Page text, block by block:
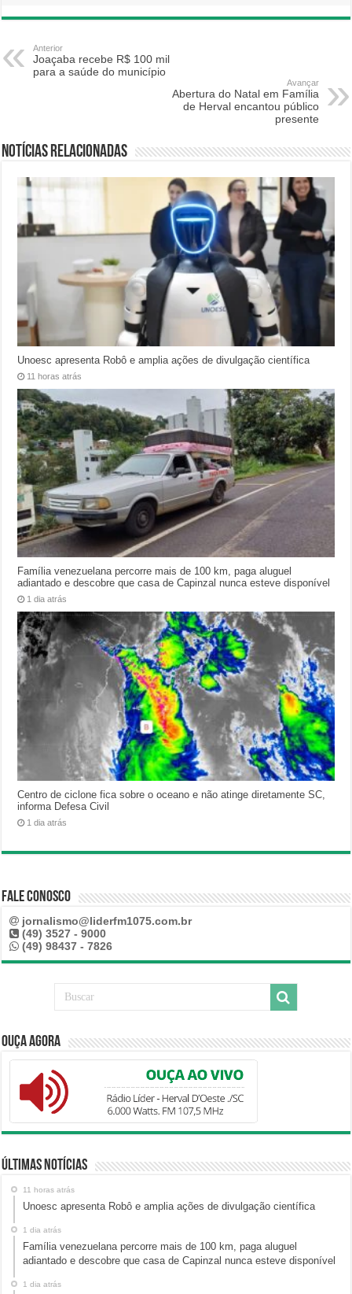
Anterior
Joaçaba recebe R$ 100 mil
para a saúde do município
Avançar
Abertura do Natal em Família
de Herval encantou público
presente
Notícias relacionadas
Unoesc apresenta Robô e amplia ações de divulgação científica
11 horas atrás
Família venezuelana percorre mais de 100 km, paga aluguel
adiantado e descobre que casa de Capinzal nunca esteve disponível
1 dia atrás
Centro de ciclone fica sobre o oceano e não atinge diretamente SC,
informa Defesa Civil
1 dia atrás
Fale Conosco
jornalismo@liderfm1075.com.br
(49) 3527 - 9000
(49) 98437 - 7826
Ouça Agora
Últimas Notícias
11 horas atrás
Unoesc apresenta Robô e amplia ações de divulgação científica
1 dia atrás
Família venezuelana percorre mais de 100 km, paga aluguel
adiantado e descobre que casa de Capinzal nunca esteve disponível
1 dia atrás